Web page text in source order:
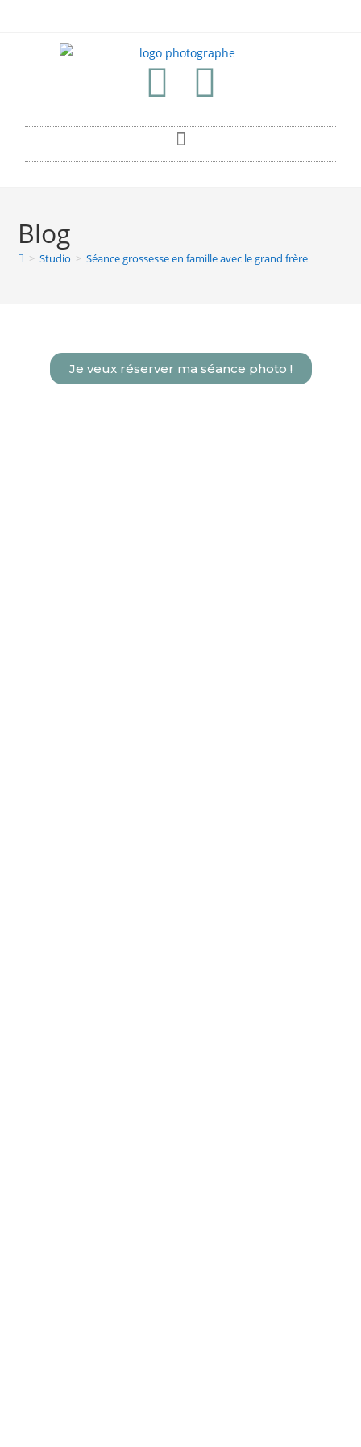
Blog
> Studio > Séance grossesse en famille avec le grand frère
Je veux réserver ma séance photo !